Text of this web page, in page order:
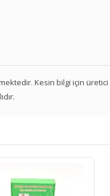
Kesin bilgi için